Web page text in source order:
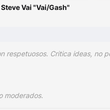
Vai "Vai/Gash"
respetuosos. Critica ideas, no
moderados.